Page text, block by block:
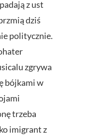
dziś
politycznie.
zgrywa
bójkami w
trzeba
imigrant z